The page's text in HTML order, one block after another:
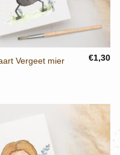
Vergeet mier
€1,30